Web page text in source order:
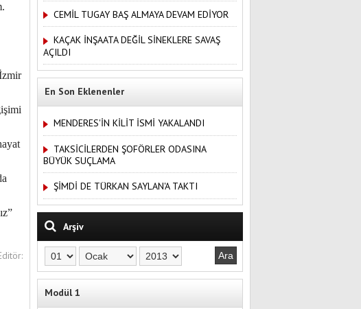
CEMİL TUGAY BAŞ ALMAYA DEVAM EDİYOR
KAÇAK İNŞAATA DEĞİL SİNEKLERE SAVAŞ
AÇILDI
En Son Eklenenler
MENDERES'İN KİLİT İSMİ YAKALANDI
TAKSİCİLERDEN ŞOFÖRLER ODASINA
BÜYÜK SUÇLAMA
ŞİMDİ DE TÜRKAN SAYLAN'A TAKTI
Arşiv
Modül 1